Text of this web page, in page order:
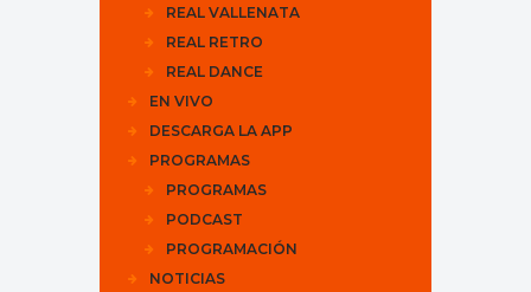
REAL VALLENATA
REAL RETRO
REAL DANCE
EN VIVO
DESCARGA LA APP
PROGRAMAS
PROGRAMAS
PODCAST
PROGRAMACIÓN
NOTICIAS